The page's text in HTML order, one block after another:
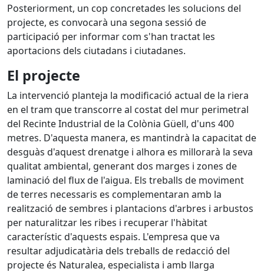
Posteriorment, un cop concretades les solucions del
projecte, es convocarà una segona sessió de
participació per informar com s'han tractat les
aportacions dels ciutadans i ciutadanes.
El projecte
La intervenció planteja la modificació actual de la riera
en el tram que transcorre al costat del mur perimetral
del Recinte Industrial de la Colònia Güell, d'uns 400
metres. D'aquesta manera, es mantindrà la capacitat de
desguàs d'aquest drenatge i alhora es millorarà la seva
qualitat ambiental, generant dos marges i zones de
laminació del flux de l'aigua. Els treballs de moviment
de terres necessaris es complementaran amb la
realització de sembres i plantacions d'arbres i arbustos
per naturalitzar les ribes i recuperar l'hàbitat
característic d'aquests espais. L'empresa que va
resultar adjudicatària dels treballs de redacció del
projecte és Naturalea, especialista i amb llarga